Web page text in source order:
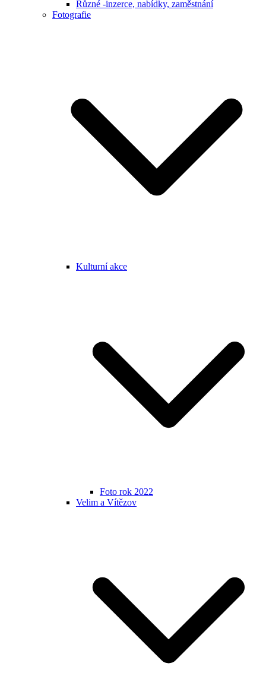
Různé -inzerce, nabídky, zaměstnání
Fotografie
Kulturní akce
Foto rok 2022
Velim a Vítězov